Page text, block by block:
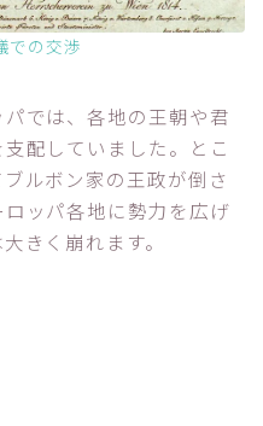
での交渉
では、各地の王朝や君
配していました。とこ
ルボン家の王政が倒さ
ッパ各地に勢力を広げ
きく崩れます。